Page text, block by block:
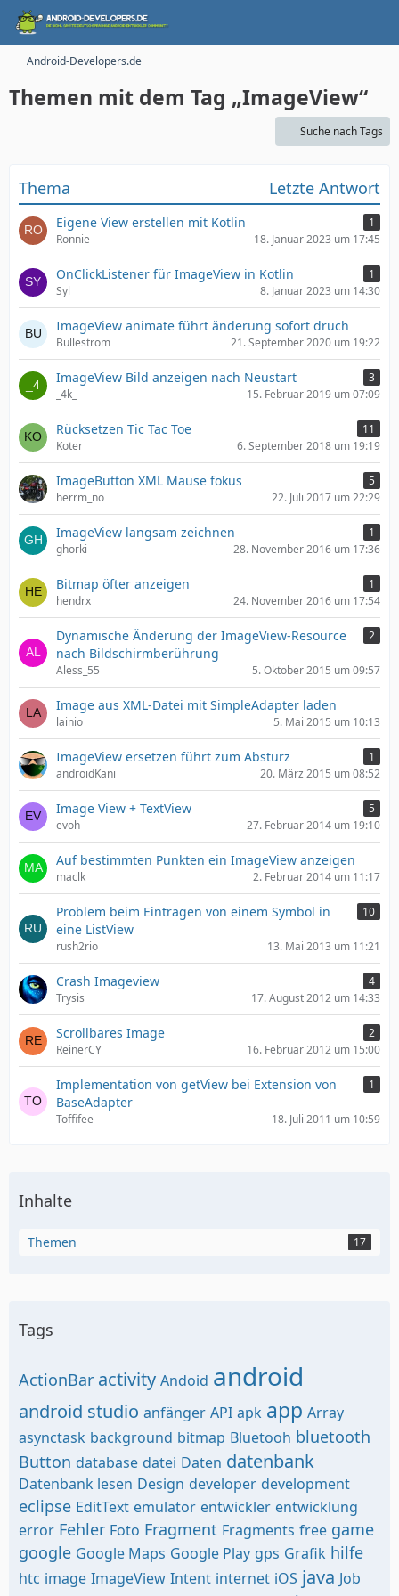
Android-Developers.de
Themen mit dem Tag „ImageView“
Suche nach Tags
Thema Letzte Antwort
Eigene View erstellen mit Kotlin
1
Ronnie
18. Januar 2023 um 17:45
OnClickListener für ImageView in Kotlin
1
Syl
8. Januar 2023 um 14:30
ImageView animate führt änderung sofort druch
Bullestrom 21. September 2020 um 19:22
ImageView Bild anzeigen nach Neustart
3
_4k_
15. Februar 2019 um 07:09
Rücksetzen Tic Tac Toe
11
Koter
6. September 2018 um 19:19
ImageButton XML Mause fokus
5
herrm_no
22. Juli 2017 um 22:29
ImageView langsam zeichnen
1
ghorki
28. November 2016 um 17:36
Bitmap öfter anzeigen
1
hendrx
24. November 2016 um 17:54
Dynamische Änderung der ImageView-Resource
nach Bildschirmberührung
2
Aless_55 5. Oktober 2015 um 09:57
Image aus XML-Datei mit SimpleAdapter laden
lainio 5. Mai 2015 um 10:13
ImageView ersetzen führt zum Absturz
1
androidKani
20. März 2015 um 08:52
Image View + TextView
5
evoh
27. Februar 2014 um 19:10
Auf bestimmten Punkten ein ImageView anzeigen
maclk 2. Februar 2014 um 11:17
Problem beim Eintragen von einem Symbol in
eine ListView
10
rush2rio 13. Mai 2013 um 11:21
Crash Imageview
4
Trysis
17. August 2012 um 14:33
Scrollbares Image
2
ReinerCY
16. Februar 2012 um 15:00
Implementation von getView bei Extension von
BaseAdapter
1
Toffifee 18. Juli 2011 um 10:59
Inhalte
Themen 17
Tags
ActionBar activity Andoid android
android studio anfänger API apk app Array
asynctask background bitmap Bluetooh bluetooth
Button database datei Daten datenbank
Datenbank lesen Design developer development
eclipse EditText emulator entwickler entwicklung
error Fehler Foto Fragment Fragments free game
google Google Maps Google Play gps Grafik hilfe
htc image ImageView Intent internet iOS java Job